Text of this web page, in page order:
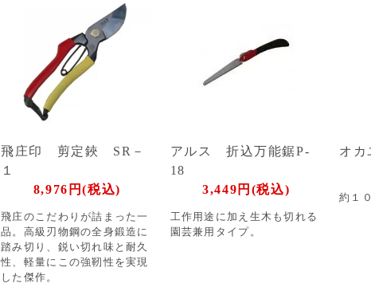
飛庄印 剪定鋏 SR－
１
8,976円(税込)
飛庄のこだわりが詰まった一
品。高級刃物鋼の全身鍛造に
踏み切り、鋭い切れ味と耐久
性、軽量にこの強靭性を実現
した傑作。
アルス 折込万能鋸P-
18
3,449円(税込)
工作用途に加え生木も切れる
園芸兼用タイプ。
オ
約１